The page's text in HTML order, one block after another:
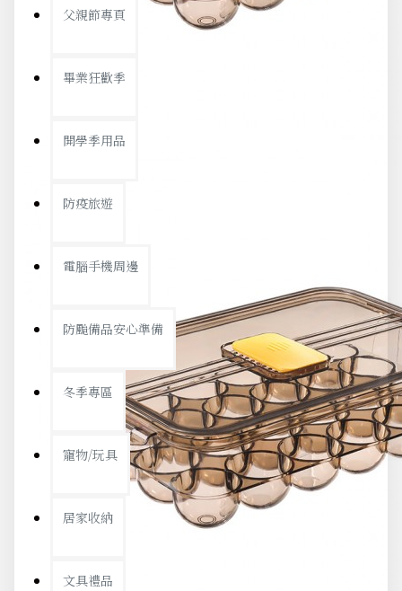
父親節專頁
畢業狂歡季
開學季用品
防疫旅遊
電腦手機周邊
防颱備品安心準備
冬季專區
寵物/玩具
居家收納
文具禮品